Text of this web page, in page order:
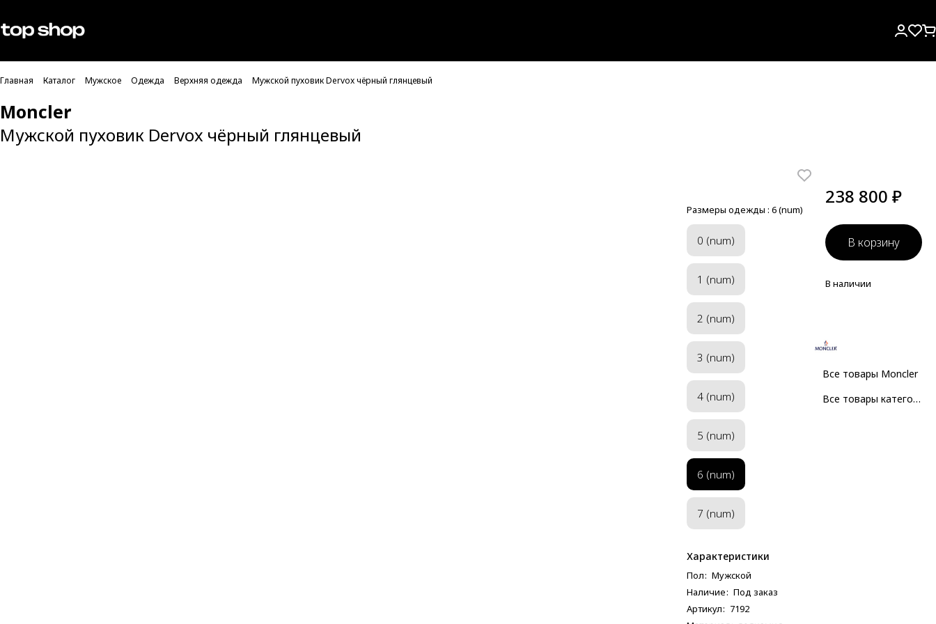
Проверка хлебных крошек
Главная Каталог Мужское Одежда Верхняя одежда Мужской пуховик Dervox чёрный глянцевый
Moncler
Мужской пуховик Dervox чёрный глянцевый
Размеры одежды : 6 (num)
0 (num)
1 (num)
2 (num)
3 (num)
4 (num)
5 (num)
6 (num)
7 (num)
Характеристики
Пол: Мужcкой
Наличие: Под заказ
Артикул: 7192
238 800 ₽
В корзину
В наличии
Все товары Moncler
Все товары категории